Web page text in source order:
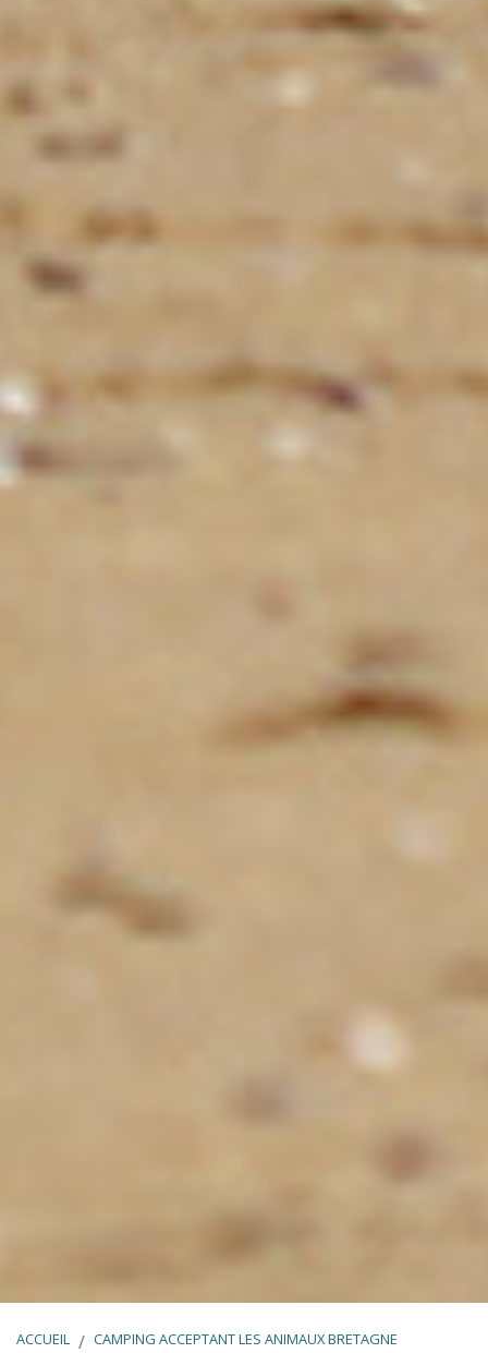
ACCUEIL CAMPING ACCEPTANT LES ANIMAUX BRETAGNE